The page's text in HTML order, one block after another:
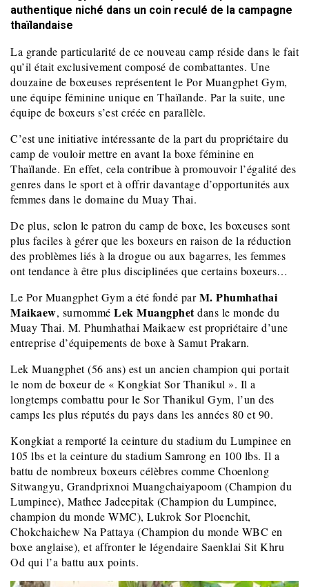
authentique niché dans un coin reculé de la campagne
thaïlandaise
La grande particularité de ce nouveau camp réside dans le fait
qu’il était exclusivement composé de combattantes. Une
douzaine de boxeuses représentent le Por Muangphet Gym,
une équipe féminine unique en Thaïlande. Par la suite, une
équipe de boxeurs s’est créée en parallèle.
C’est une initiative intéressante de la part du propriétaire du
camp de vouloir mettre en avant la boxe féminine en
Thaïlande. En effet, cela contribue à promouvoir l’égalité des
genres dans le sport et à offrir davantage d’opportunités aux
femmes dans le domaine du Muay Thai.
De plus, selon le patron du camp de boxe, les boxeuses sont
plus faciles à gérer que les boxeurs en raison de la réduction
des problèmes liés à la drogue ou aux bagarres, les femmes
ont tendance à être plus disciplinées que certains boxeurs…
Le Por Muangphet Gym a été fondé parM. Phumhathai
Maikaew, surnommé Lek Muangphetdans le monde du
Muay Thai. M. Phumhathai Maikaew est propriétaire d’une
entreprise d’équipements de boxe à Samut Prakarn.
Lek Muangphet (56 ans) est un ancien champion qui portait
le nom de boxeur de « Kongkiat Sor Thanikul ». Il a
longtemps combattu pour le Sor Thanikul Gym, l’un des
camps les plus réputés du pays dans les années 80 et 90.
Kongkiat a remporté la ceinture du stadium du Lumpinee en
105 lbs et la ceinture du stadium Samrong en 100 lbs. Il a
battu de nombreux boxeurs célèbres comme Choenlong
Sitwangyu, Grandprixnoi Muangchaiyapoom (Champion du
Lumpinee), Mathee Jadeepitak (Champion du Lumpinee,
champion du monde WMC), Lukrok Sor Ploenchit,
Chokchaichew Na Pattaya (Champion du monde WBC en
boxe anglaise), et affronter le légendaire Saenklai Sit Khru
Od qui l’a battu aux points.